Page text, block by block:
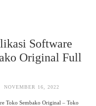
Software
Original Full
NOVEMBER 16, 2022
Toko Sembako Original – Toko